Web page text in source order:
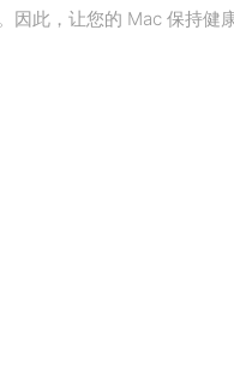
因此，让您的 Mac 保持健